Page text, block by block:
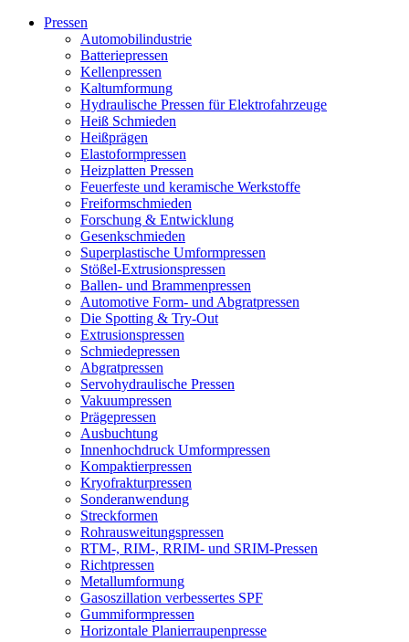
Pressen
Automobilindustrie
Batteriepressen
Kellenpressen
Kaltumformung
Hydraulische Pressen für Elektrofahrzeuge
Heiß Schmieden
Heißprägen
Elastoformpressen
Heizplatten Pressen
Feuerfeste und keramische Werkstoffe
Freiformschmieden
Forschung & Entwicklung
Gesenkschmieden
Superplastische Umformpressen
Stößel-Extrusionspressen
Ballen- und Brammenpressen
Automotive Form- und Abgratpressen
Die Spotting & Try-Out
Extrusionspressen
Schmiedepressen
Abgratpressen
Servohydraulische Pressen​
Vakuumpressen
Prägepressen
Ausbuchtung
Innenhochdruck Umformpressen
Kompaktierpressen
Kryofrakturpressen
Sonderanwendung
Streckformen
Rohrausweitungspressen
RTM-, RIM-, RRIM- und SRIM-Pressen
Richtpressen
Metallumformung
Gasoszillation verbessertes SPF
Gummiformpressen
Horizontale Planierraupenpresse